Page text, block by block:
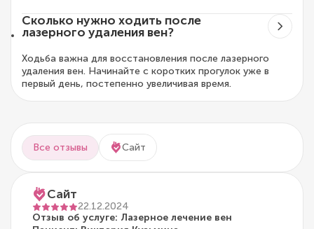
Сколько нужно ходить после
лазерного удаления вен?
Ходьба важна для восстановления после лазерного
удаления вен. Начинайте с коротких прогулок уже в
первый день, постепенно увеличивая время.
Все отзывы Сайт
Сайт
22.12.2024
Отзыв об услуге: Лазерное лечение вен